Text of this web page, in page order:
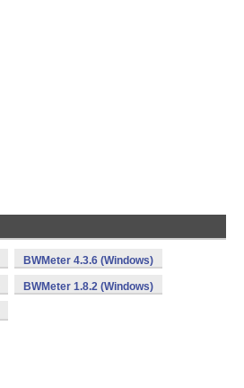
BWMeter 4.3.6 (Windows)
BWMeter 1.8.2 (Windows)